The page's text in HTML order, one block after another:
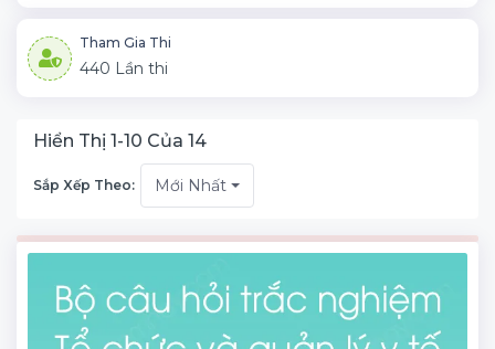
Tham Gia Thi
440 Lần thi
Hiển Thị 1-10 Của 14
Sắp Xếp Theo: Mới Nhất